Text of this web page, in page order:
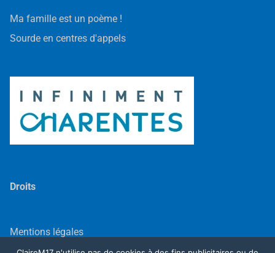
Ma famille est un poème !
Sourde en centres d'appels
Droits
Mentions légales